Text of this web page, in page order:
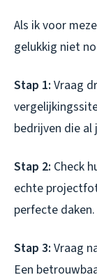
Als ik voor
gelukkig niet
Stap 1: Vraag
bedrijven die al
Stap 2: Check
echte
perfecte daken.
Stap 3: Vraag
Een